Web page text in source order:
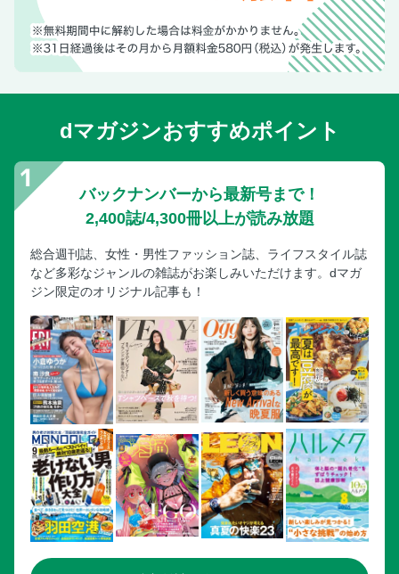
dマガジンおすすめポイント
バックナンバーから最新号まで！
2,400誌/4,300冊以上が読み放題
総合週刊誌、女性・男性ファッション誌、ライフスタイル誌
など多彩なジャンルの雑誌がお楽しみいただけます。dマガ
ジン限定のオリジナル記事も！